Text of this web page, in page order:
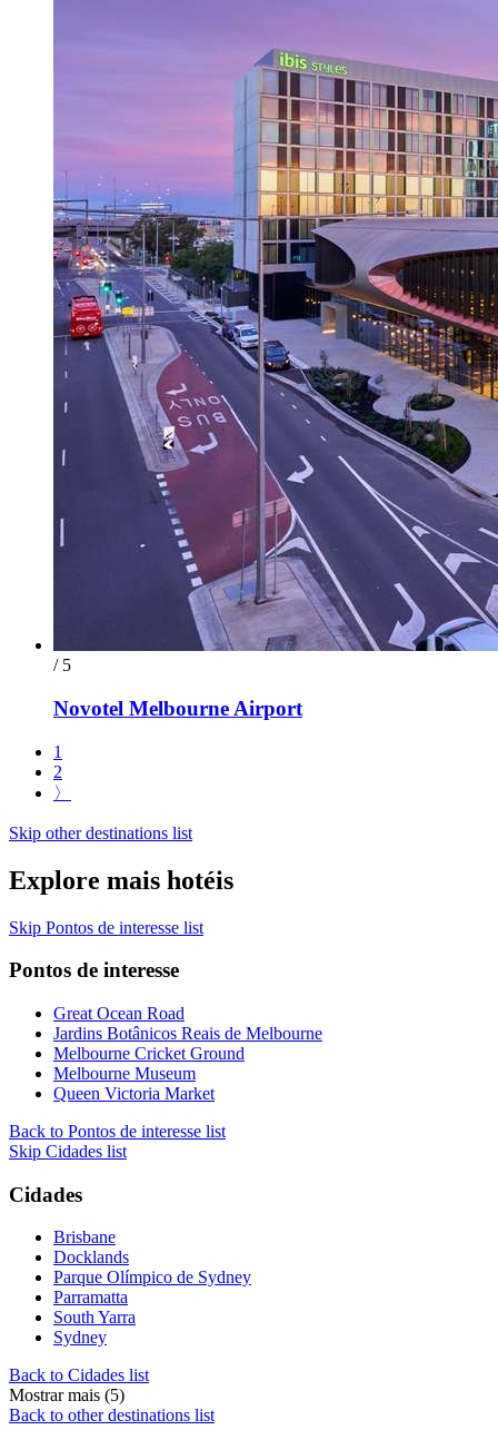
/ 5
Novotel Melbourne Airport
1
2
〉
Skip other destinations list
Explore mais hotéis
Skip Pontos de interesse list
Pontos de interesse
Great Ocean Road
Jardins Botânicos Reais de Melbourne
Melbourne Cricket Ground
Melbourne Museum
Queen Victoria Market
Back to Pontos de interesse list
Skip Cidades list
Cidades
Brisbane
Docklands
Parque Olímpico de Sydney
Parramatta
South Yarra
Sydney
Back to Cidades list
Mostrar mais (5)
Back to other destinations list